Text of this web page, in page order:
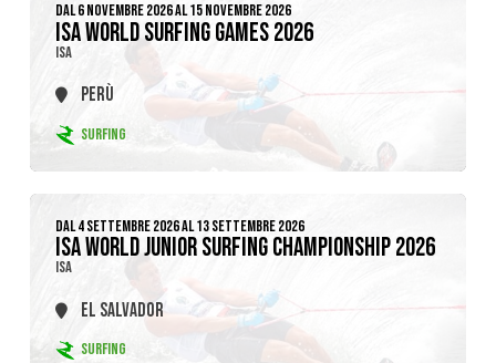
DAL 6 NOVEMBRE 2026 AL 15 NOVEMBRE 2026
ISA WORLD SURFING GAMES 2026
ISA
PERÙ
SURFING
DAL 4 SETTEMBRE 2026 AL 13 SETTEMBRE 2026
ISA WORLD JUNIOR SURFING CHAMPIONSHIP 2026
ISA
EL SALVADOR
SURFING